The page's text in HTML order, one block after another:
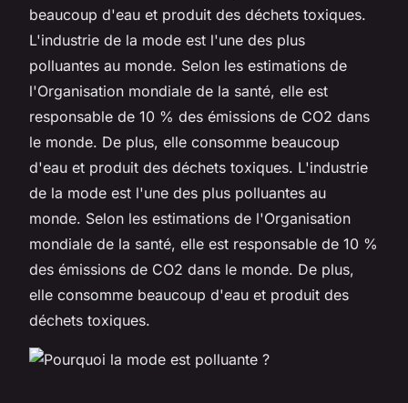
beaucoup d'eau et produit des déchets toxiques.
L'industrie de la mode est l'une des plus
polluantes au monde. Selon les estimations de
l'Organisation mondiale de la santé, elle est
responsable de 10 % des émissions de CO2 dans
le monde. De plus, elle consomme beaucoup
d'eau et produit des déchets toxiques. L'industrie
de la mode est l'une des plus polluantes au
monde. Selon les estimations de l'Organisation
mondiale de la santé, elle est responsable de 10 %
des émissions de CO2 dans le monde. De plus,
elle consomme beaucoup d'eau et produit des
déchets toxiques.